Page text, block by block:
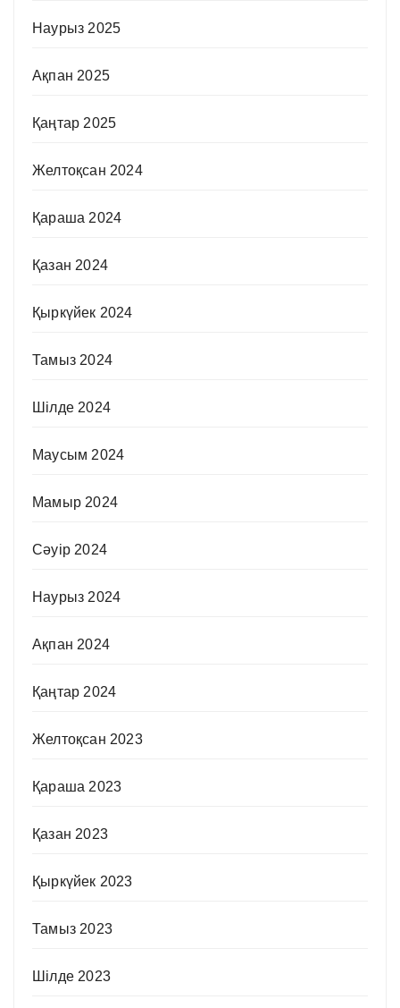
Наурыз 2025
Ақпан 2025
Қаңтар 2025
Желтоқсан 2024
Қараша 2024
Қазан 2024
Қыркүйек 2024
Тамыз 2024
Шілде 2024
Маусым 2024
Мамыр 2024
Сәуір 2024
Наурыз 2024
Ақпан 2024
Қаңтар 2024
Желтоқсан 2023
Қараша 2023
Қазан 2023
Қыркүйек 2023
Тамыз 2023
Шілде 2023